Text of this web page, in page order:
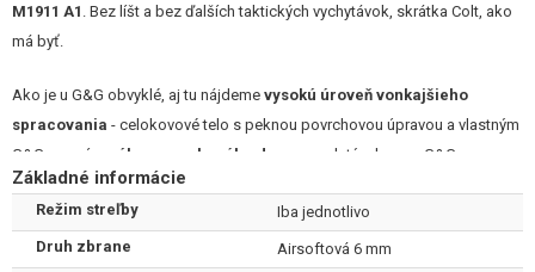
M1911 A1 . Bez líšt a bez ďalších taktických vychytávok, skrátka Colt, ako
má byť.
Ako je u G&G obvyklé, aj tu nájdeme vysokú úroveň vonkajšieho
spracovania - celokovové telo s peknou povrchovou úpravou a vlastným
G&G razením,
rúhy z orechového dreva so zlatým logom G&G.
Samozrejmosťou je regulovateľný hop-up systém, ktorý sa
ústí hlavne
Základné informácie
Režim streľby
Iba jednotlivo
Druh zbrane
Airsoftová 6 mm